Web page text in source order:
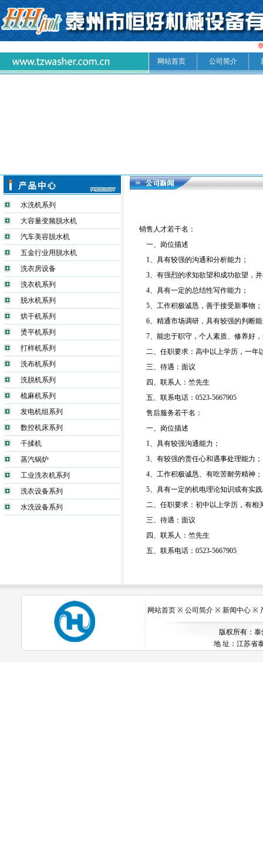
网站首页
公司简介
水洗机系列
大容量变频脱水机
汽车美容脱水机
五金行业用脱水机
洗衣房设备
洗衣机系列
脱水机系列
烘干机系列
烫平机系列
打样机系列
洗布机系列
洗脱机系列
梳麻机系列
发电机组系列
数控机床系列
干揉机
蒸汽锅炉
工业洗衣机系列
洗衣设备系列
水洗设备系列
销售人才若干名：
一、岗位描述
1、具有较强的沟通和分析能力；
3、有强烈的求知欲望和成功欲望，
4、具有一定的总结性写作能力；
5、工作积极诚恳，善于接受新事物；
6、精通市场调研，具有较强的判断
7、能忠于职守，个人素质、修养好
二、任职要求：高中以上学历，一年
三、待遇：面议
四、联系人：竺先生
五、联系电话：0523-5667905
售后服务若干名：
一、岗位描述
1、具有较强沟通能力；
3、有较强的责任心和遇事处理能力；
4、工作积极诚恳、有吃苦耐劳精神；
5、具有一定的机电理论知识或有实
二、任职要求：初中以上学历，有相
三、待遇：面议
四、联系人：竺先生
五、联系电话：0523-5667905
网站首页 ※ 公司简介 ※ 新闻中心 ※
版权所有：泰
地 址：江苏省